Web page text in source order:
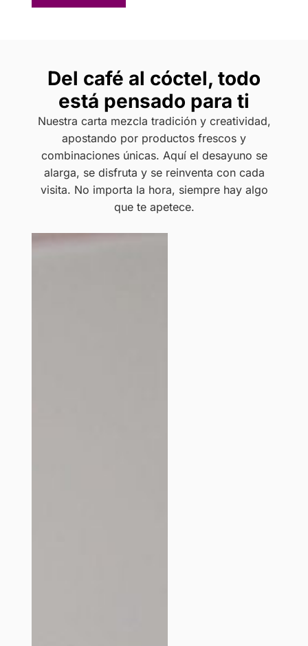
Del café al cóctel, todo
está pensado para ti
Nuestra carta mezcla tradición y creatividad,
apostando por productos frescos y
combinaciones únicas. Aquí el desayuno se
alarga, se disfruta y se reinventa con cada
visita. No importa la hora, siempre hay algo
que te apetece.